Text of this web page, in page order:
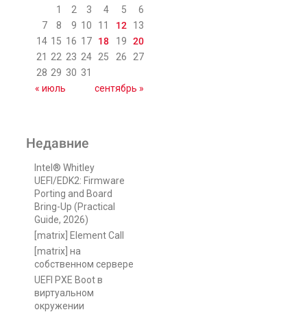
1
2 3 4 5
6
7
8 9 10 11 12
13
14 15 16 17 18 19
20
21
22 23 24 25 26
27
28 29 30 31
« июль
сентябрь »
Недавние
Intel® Whitley
UEFI/EDK2: Firmware
Porting and Board
Bring-Up (Practical
Guide, 2026)
[matrix] Element Call
[matrix] на
собственном сервере
UEFI PXE Boot в
виртуальном
окружении